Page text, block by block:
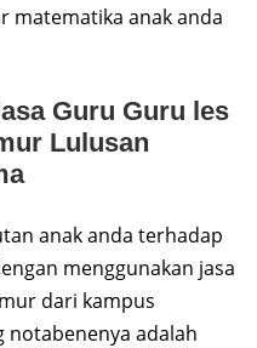
matematika anak anda
Guru Guru les
Lulusan
anak anda terhadap
menggunakan jasa
dari kampus
notabenenya adalah